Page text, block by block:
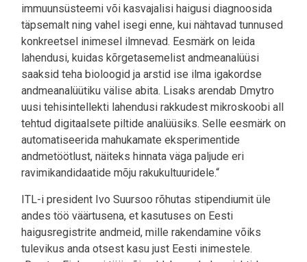
immuunsüsteemi või kasvajalisi haigusi diagnoosida
täpsemalt ning vahel isegi enne, kui nähtavad tunnused
konkreetsel inimesel ilmnevad. Eesmärk on leida
lahendusi, kuidas kõrgetasemelist andmeanalüüsi
saaksid teha bioloogid ja arstid ise ilma igakordse
andmeanalüütiku välise abita. Lisaks arendab Dmytro
uusi tehisintellekti lahendusi rakkudest mikroskoobi all
tehtud digitaalsete piltide analüüsiks. Selle eesmärk on
automatiseerida mahukamate eksperimentide
andmetöötlust, näiteks hinnata väga paljude eri
ravimikandidaatide mõju rakukultuuridele.“
ITL-i president Ivo Suursoo rõhutas stipendiumit üle
andes töö väärtusena, et kasutuses on Eesti
haigusregistrite andmeid, mille rakendamine võiks
tulevikus anda otsest kasu just Eesti inimestele.